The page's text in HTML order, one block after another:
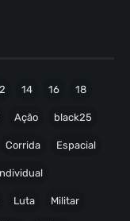
14 16 18
Ação black25
Corrida Espacial
Luta Militar